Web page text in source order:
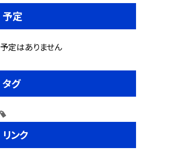
予定
予定はありません
タグ
リンク